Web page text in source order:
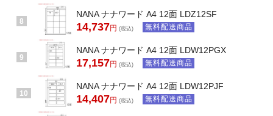
8
NANA ナナワード A4 12面 LDZ12SF
14,737円 (税込) 無料配送商品
9
NANA ナナワード A4 12面 LDW12PGX
17,157円 (税込) 無料配送商品
10
NANA ナナワード A4 12面 LDW12PJF
14,407円 (税込) 無料配送商品